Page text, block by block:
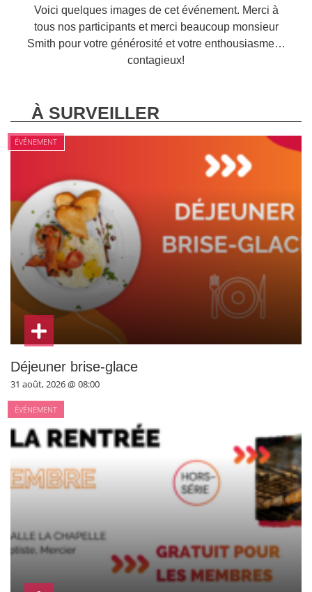
Voici quelques images de cet événement. Merci à
tous nos participants et merci beaucoup monsieur
Smith pour votre générosité et votre enthousiasme…
contagieux!
À SURVEILLER
ÉVÉNEMENT
Déjeuner brise-glace
31 août, 2026 @ 08:00
ÉVÉNEMENT